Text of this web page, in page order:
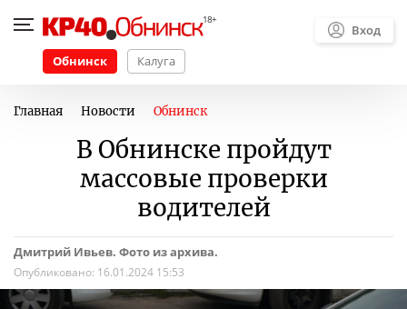
Обнинск Калуга
Вход
Главная Новости Обнинск
В Обнинске пройдут
массовые проверки
водителей
Дмитрий Ивьев. Фото из архива.
Опубликовано: 16.01.2024 15:53